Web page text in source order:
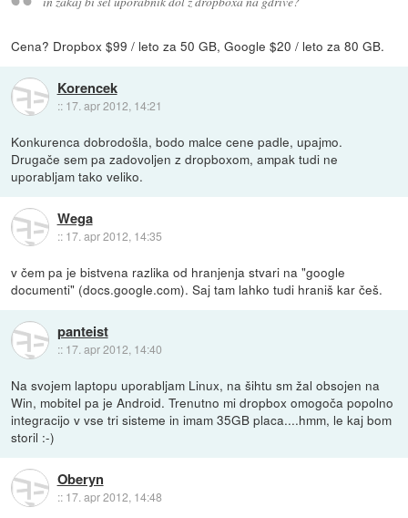
Cena? Dropbox $99 / leto za 50 GB, Google $20 / leto za 80 GB.
Korencek
:: 17. apr 2012, 14:21
Konkurenca dobrodošla, bodo malce cene padle, upajmo.
Drugače sem pa zadovoljen z dropboxom, ampak tudi ne
uporabljam tako veliko.
Wega
:: 17. apr 2012, 14:35
v čem pa je bistvena razlika od hranjenja stvari na "google
documenti" (docs.google.com). Saj tam lahko tudi hraniš kar češ.
panteist
:: 17. apr 2012, 14:40
Na svojem laptopu uporabljam Linux, na šihtu sm žal obsojen na
Win, mobitel pa je Android. Trenutno mi dropbox omogoča popolno
integracijo v vse tri sisteme in imam 35GB placa....hmm, le kaj bom
storil :-)
Oberyn
:: 17. apr 2012, 14:48